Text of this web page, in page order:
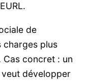
de
charges plus
concret : un
développer